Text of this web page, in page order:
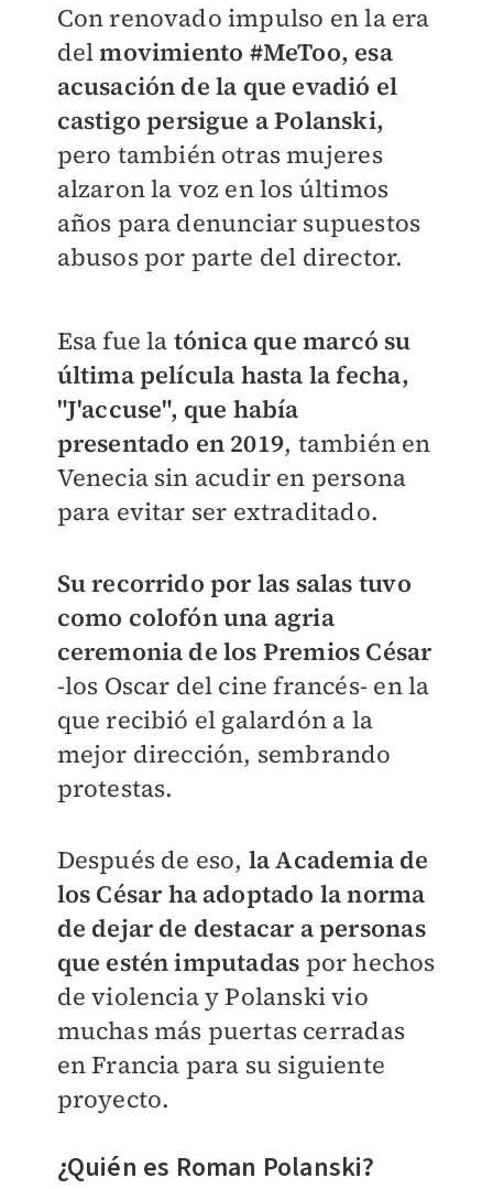
Con renovado impulso en la era
delmovimiento #MeToo, esa
acusación de la que evadió el
castigo persigue a Polanski,
pero también otras mujeres
alzaron la voz en los últimos
años para denunciar supuestos
abusos por parte del director.
Esa fue la tónica que marcó su
última película hasta la fecha,
"J'accuse", que había
presentado en 2019, también en
Venecia sin acudir en persona
para evitar ser extraditado.
Su recorrido por las salas tuvo
como colofón una agria
ceremonia de los Premios César
-los Oscar del cine francés- en la
que recibió el galardón a la
mejor dirección, sembrando
protestas.
Después de eso, la Academia de
los César ha adoptado la norma
de dejar de destacar a personas
que estén imputadas por hechos
de violencia y Polanski vio
muchas más puertas cerradas
en Francia para su siguiente
proyecto.
¿Quién es Roman Polanski?